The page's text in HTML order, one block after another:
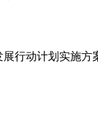
行动计划实施